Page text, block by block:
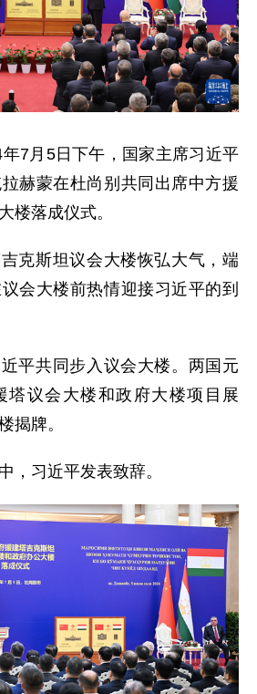
7月5日下午，国家主席习近平
赫蒙在杜尚别共同出席中方援
楼落成仪式。
克斯坦议会大楼恢弘大气，端
会大楼前热情迎接习近平的到
平共同步入议会大楼。两国元
塔议会大楼和政府大楼项目展
揭牌。
，习近平发表致辞。